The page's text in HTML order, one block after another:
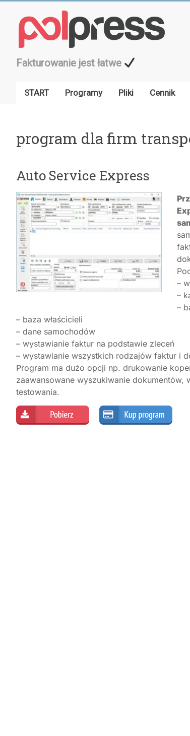
treści
Fakturowanie jest łatwe
START Programy Pliki Cennik
program dla firm
Auto Service Express
–
–
–
– baza właścicieli
– dane samochodów
– wystawianie faktur na podstawie zleceń
– wystawianie wszystkich rodzajów faktur i
Program ma dużo opcji np. drukowanie
zaawansowane wyszukiwanie
testowania.